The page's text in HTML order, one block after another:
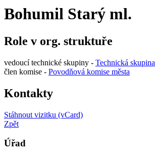
Bohumil Starý ml.
Role v org. struktuře
vedoucí technické skupiny - Technická skupina
člen komise - Povodňová komise města
Kontakty
Stáhnout vizitku (vCard)
Zpět
Úřad